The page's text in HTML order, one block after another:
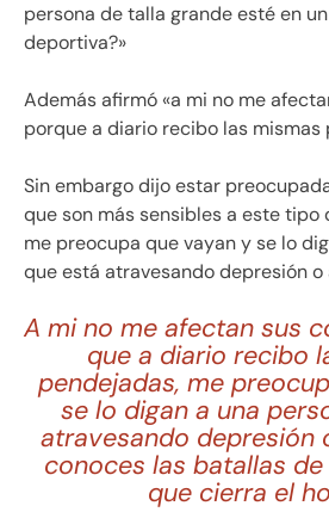
persona de talla grande esté en
deportiva?»
Además afirmó «a mi no me
porque a diario recibo las mismas
Sin embargo dijo estar
que son más sensibles a este tipo
me preocupa que vayan y se lo
que está atravesando depresión o
A mi no me afectan sus
que a diario recibo
pendejadas, me
se lo digan a una
atravesando depresión
conoces las batallas
que cierra el